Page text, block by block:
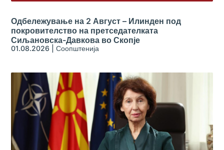
Одбележување на 2 Август – Илинден под
покровителство на претседателката
Сиљановска-Давкова во Скопје
01.08.2026 |Соопштенија